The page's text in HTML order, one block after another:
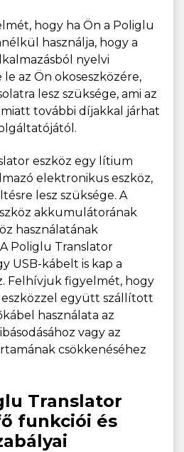
hogy ha Ön a Poliglu
használja, hogy a
nyelvi
az Ön okoseszközére,
lesz szüksége, ami az
további díjakkal járhat
eszköz egy lítium
elektronikus eszköz,
lesz szüksége. A
akkumulátorának
használatának
Poliglu Translator
USB-kábelt is kap a
Felhívjuk figyelmét, hogy
együtt szállított
használata az
vagy az
csökkenéséhez
Translator
funkciói és